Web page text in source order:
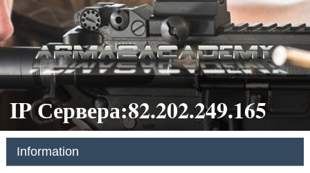
IP Сервера:82.202.249.165
Information